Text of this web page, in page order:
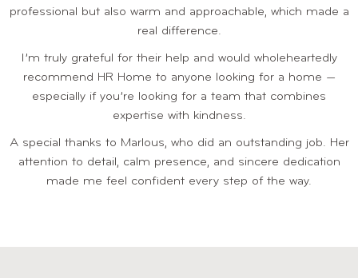
professional but also warm and approachable, which made a
real difference.
I’m truly grateful for their help and would wholeheartedly
recommend HR Home to anyone looking for a home —
especially if you’re looking for a team that combines
expertise with kindness.
A special thanks to Marlous, who did an outstanding job. Her
attention to detail, calm presence, and sincere dedication
made me feel confident every step of the way.